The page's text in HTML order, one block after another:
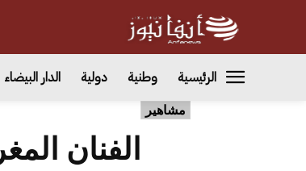
الرئيسية وطنية دولية الدار البيضاء
مشاهير
الفنان